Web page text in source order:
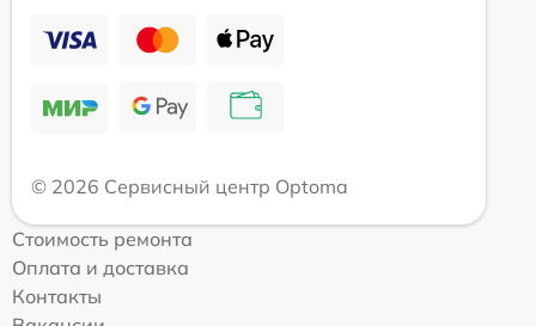
© 2026 Сервисный центр Optoma
Стоимость ремонта
Оплата и доставка
Контакты